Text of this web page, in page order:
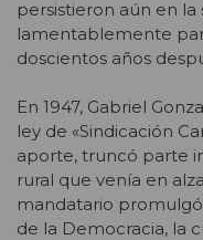
persistieron aún en la
lamentablemente
doscientos años
En 1947, Gabriel
ley de «Sindicación
aporte, truncó parte
rural que venía en
mandatario
de la Democracia, la